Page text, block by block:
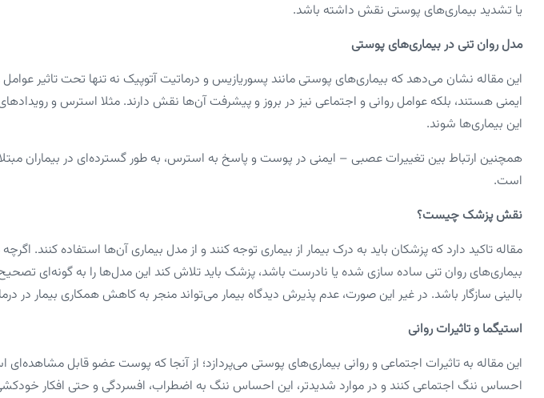
یا تشدید بیماری‌های پوستی نقش داشته باشد.
مدل روان‌ تنی در بیماری‌های پوستی
این مقاله نشان می‌دهد که بیماری‌های پوستی مانند پسوریازیس و درماتیت آتوپیک نه‌ تنها تحت تاثیر
ایمنی هستند، بلکه عوامل روانی و اجتماعی نیز در بروز و پیشرفت آن‌ها نقش دارند. مثلا استرس و
این بیماری‌ها شوند.
همچنین ارتباط بین تغییرات عصبی – ایمنی در پوست و پاسخ به استرس، به‌ طور گسترده‌ای در بیماران
است.
نقش پزشک چیست؟
مقاله تاکید دارد که پزشکان باید به درک بیمار از بیماری توجه کنند و از مدل بیماری آن‌ها استفاده کنند.
بیماری‌های روان‌ تنی ساده‌ سازی شده یا نادرست باشد، پزشک باید تلاش کند این مدل‌ها را به‌ گونه‌ای
بالینی سازگار باشد. در غیر این صورت، عدم پذیرش دیدگاه بیمار می‌تواند منجر به کاهش همکاری بیمار در
استیگما و تاثیرات روانی
این مقاله به تاثیرات اجتماعی و روانی بیماری‌های پوستی می‌پردازد؛ از آنجا که پوست عضو قابل
احساس ننگ اجتماعی کنند و در موارد شدیدتر، این احساس ننگ به اضطراب، افسردگی و حتی افکار